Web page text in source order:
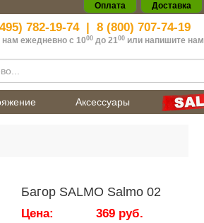
Оплата Доставка
782-19-74| 8 (800) 707-74-19
нам ежедневно с 1000до 2100 или напишите нам
Аксессуары
Багор SALMO Salmo 02
Цена: 369 руб.